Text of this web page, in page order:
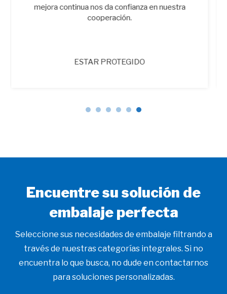
Toyota
Encuentre su solución de
embalaje perfecta
Seleccione sus necesidades de embalaje filtrando a
través de nuestras categorías integrales. Si no
encuentra lo que busca, no dude en contactarnos
para soluciones personalizadas.